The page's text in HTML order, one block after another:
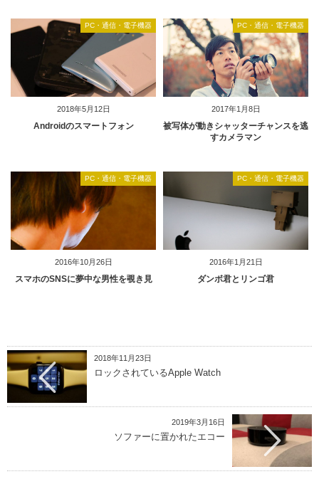
2018年5月12日
PC・通信・電子機器
Androidのスマートフォン
2017年1月8日
PC・通信・電子機器
被写体が動きシャッターチャンスを逃
すカメラマン
2016年10月26日
PC・通信・電子機器
スマホのSNSに夢中な男性を覗き見
2016年1月21日
PC・通信・電子機器
ダンボ君とリンゴ君
2018年11月23日
ロックされているApple Watch
2019年3月16日
ソファーに置かれたエコー